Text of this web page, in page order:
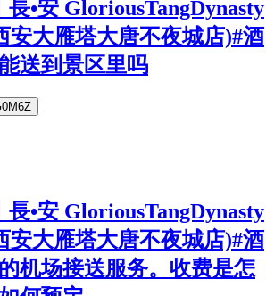
長•安 GloriousTangDynasty
安大雁塔大唐不夜城店)#酒
送到景区里吗
長•安 GloriousTangDynasty
安大雁塔大唐不夜城店)#酒
机场接送服务。收费是怎